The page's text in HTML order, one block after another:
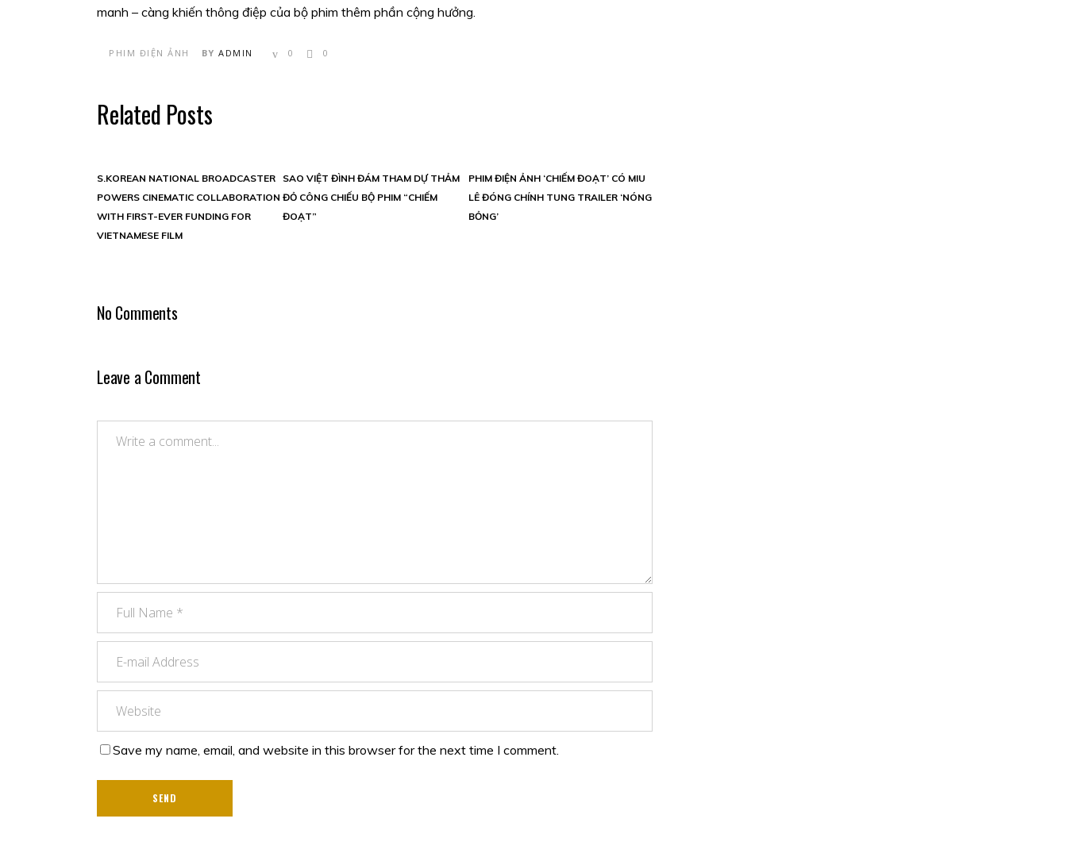
manh – càng khiến thông điệp của bộ phim thêm phần cộng hưởng.
PHIM ĐIỆN ẢNH BY ADMIN 0 0
Related Posts
S.KOREAN NATIONAL BROADCASTER
POWERS CINEMATIC COLLABORATION
WITH FIRST-EVER FUNDING FOR
VIETNAMESE FILM
SAO VIỆT ĐÌNH ĐÁM THAM DỰ THẢM
ĐỎ CÔNG CHIẾU BỘ PHIM “CHIẾM
ĐOẠT”
PHIM ĐIỆN ẢNH ‘CHIẾM ĐOẠT’ CÓ MIU
LÊ ĐÓNG CHÍNH TUNG TRAILER ‘NÓNG
BỎNG’
No Comments
Leave a Comment
Save my name, email, and website in this browser for the next time I comment.